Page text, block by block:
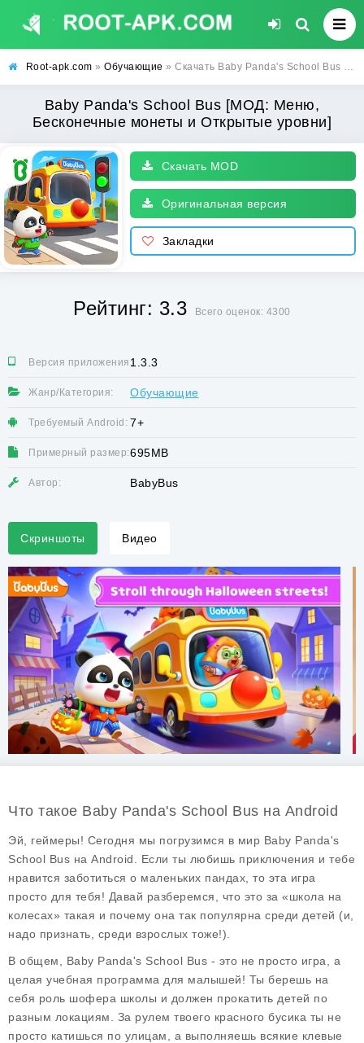
Root-apk.com » Обучающие » Скачать Baby Panda's School Bus [МОД: Меню, Бесконечные монеты и Открытые уровни] | Взлом Baby Panda's School Bus на Андроид
Baby Panda's School Bus [МОД: Меню,
Бесконечные монеты и Открытые уровни]
Скачать MOD
Оригинальная версия
Закладки
Рейтинг: 3.3 Всего оценок: 4300
Версия приложения:1.3.3
Жанр/Категория: Обучающие
Требуемый Android: 7+
Примерный размер:695MB
Автор: BabyBus
Скриншоты Видео
Что такое Baby Panda's School Bus на Android
Эй, геймеры! Сегодня мы погрузимся в мир Baby Panda's
School Bus на Android. Если ты любишь приключения и тебе
нравится заботиться о маленьких пандах, то эта игра
просто для тебя! Давай разберемся, что это за «школа на
колесах» такая и почему она так популярна среди детей (и,
надо признать, среди взрослых тоже!).
В общем, Baby Panda's School Bus - это не просто игра, а
целая учебная программа для малышей! Ты берешь на
себя роль шофера школы и должен прокатить детей по
разным локациям. За рулем твоего красного бусика ты не
просто катишься по улицам, а выполняешь всякие клевые